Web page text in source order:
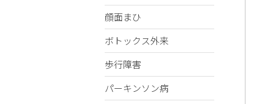
顔面まひ
ボトックス外来
歩行障害
パーキンソン病